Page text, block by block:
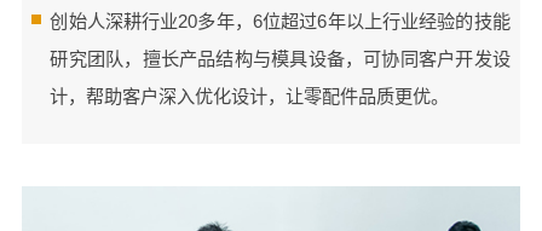
创始人深耕行业20多年，6位超过6年以上行业经验的技能
研究团队，擅长产品结构与模具设备，可协同客户开发设
计，帮助客户深入优化设计，让零配件品质更优。